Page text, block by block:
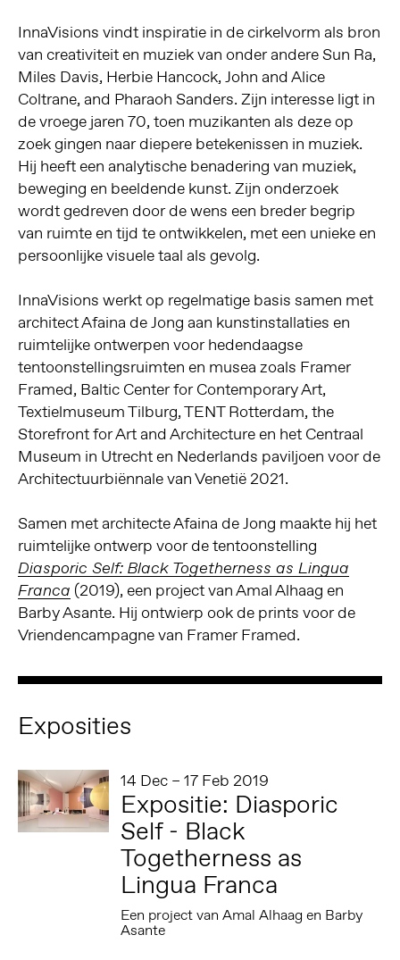
InnaVisions vindt inspiratie in de cirkelvorm als bron
van creativiteit en muziek van onder andere Sun Ra,
Miles Davis, Herbie Hancock, John and Alice
Coltrane, and Pharaoh Sanders. Zijn interesse ligt in
de vroege jaren 70, toen muzikanten als deze op
zoek gingen naar diepere betekenissen in muziek.
Hij heeft een analytische benadering van muziek,
beweging en beeldende kunst. Zijn onderzoek
wordt gedreven door de wens een breder begrip
van ruimte en tijd te ontwikkelen, met een unieke en
persoonlijke visuele taal als gevolg.
InnaVisions werkt op regelmatige basis samen met
architect Afaina de Jong aan kunstinstallaties en
ruimtelijke ontwerpen voor hedendaagse
tentoonstellingsruimten en musea zoals Framer
Framed, Baltic Center for Contemporary Art,
Textielmuseum Tilburg, TENT Rotterdam, the
Storefront for Art and Architecture en het Centraal
Museum in Utrecht en Nederlands paviljoen voor de
Architectuurbiënnale van Venetië 2021.
Samen met architecte Afaina de Jong maakte hij het
ruimtelijke ontwerp voor de tentoonstelling
Diasporic Self: Black Togetherness as Lingua
Franca (2019), een project van Amal Alhaag en
Barby Asante. Hij ontwierp ook de prints voor de
Vriendencampagne van Framer Framed.
Exposities
14 Dec – 17 Feb 2019
Expositie: Diasporic
Self - Black
Togetherness as
Lingua Franca
Een project van Amal Alhaag en Barby
Asante